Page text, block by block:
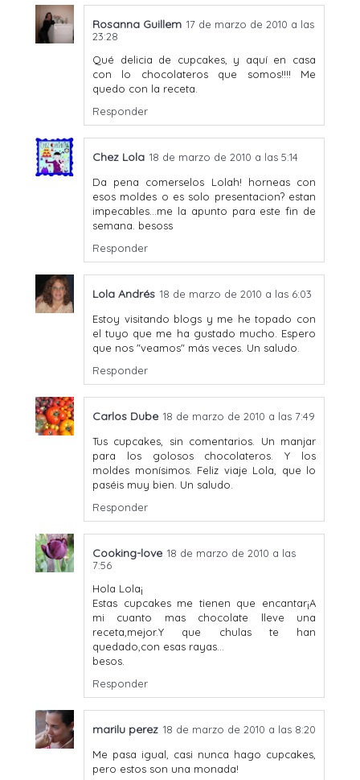
Rosanna Guillem 17 de marzo de 2010 a las
23:28
Qué delicia de cupcakes, y aquí en casa
con lo chocolateros que somos!!!! Me
quedo con la receta.
Responder
Chez Lola 18 de marzo de 2010 a las 5:14
Da pena comerselos Lolah! horneas con
esos moldes o es solo presentacion? estan
impecables...me la apunto para este fin de
semana. besoss
Responder
Lola Andrés 18 de marzo de 2010 a las 6:03
Estoy visitando blogs y me he topado con
el tuyo que me ha gustado mucho. Espero
que nos "veamos" más veces. Un saludo.
Responder
Carlos Dube 18 de marzo de 2010 a las 7:49
Tus cupcakes, sin comentarios. Un manjar
para los golosos chocolateros. Y los
moldes monísimos. Feliz viaje Lola, que lo
paséis muy bien. Un saludo.
Responder
Cooking-love 18 de marzo de 2010 a las
7:56
Hola Lola¡
Estas cupcakes me tienen que encantar¡A
mi cuanto mas chocolate lleve una
receta,mejor.Y que chulas te han
quedado,con esas rayas...
besos.
Responder
marilu perez 18 de marzo de 2010 a las 8:20
Me pasa igual, casi nunca hago cupcakes,
pero estos son una monada!